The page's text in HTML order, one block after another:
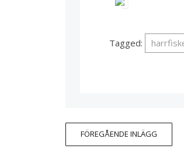
Tagged:
FÖREGÅENDE INLÄGG